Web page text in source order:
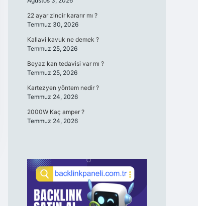
22 ayar zincir kararır mı ?
Temmuz 30, 2026
Kallavi kavuk ne demek ?
Temmuz 25, 2026
Beyaz kan tedavisi var mı ?
Temmuz 25, 2026
Kartezyen yöntem nedir ?
Temmuz 24, 2026
2000W Kaç amper ?
Temmuz 24, 2026